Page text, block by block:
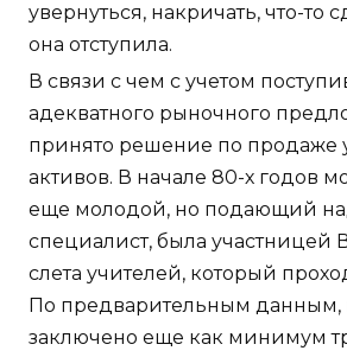
увернуться, накричать, что-то
она отступила.
В связи с чем с учетом
адекватного рыночного
принято решение по продаже
активов. В начале 80-х годов
еще молодой, но подающий
специалист, была участницей
слета учителей, который
По предварительным данным,
заключено еще как минимум